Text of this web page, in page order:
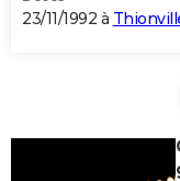
23/11/1992 à